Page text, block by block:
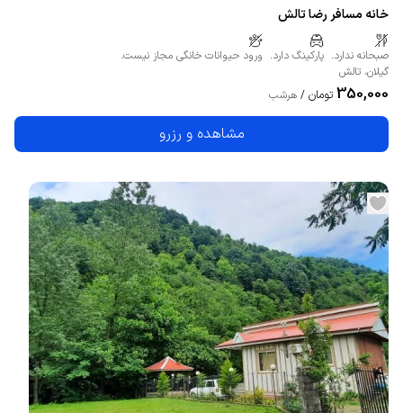
خانه مسافر رضا تالش
صبحانه ندارد. پارکینگ دارد. ورود حیوانات خانگی مجاز نیست.
گیلان، تالش
350,000 تومان / هرشب
مشاهده و رزرو